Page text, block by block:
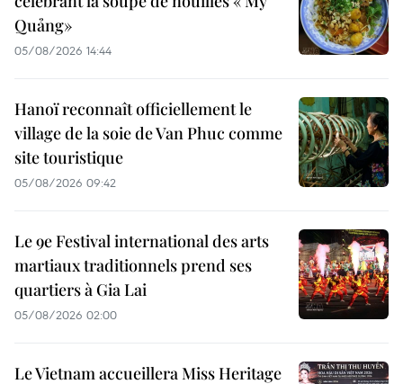
Quảng»
05/08/2026 14:44
Hanoï reconnaît officiellement le
village de la soie de Van Phuc comme
site touristique
05/08/2026 09:42
Le 9e Festival international des arts
martiaux traditionnels prend ses
quartiers à Gia Lai
05/08/2026 02:00
Le Vietnam accueillera Miss Heritage